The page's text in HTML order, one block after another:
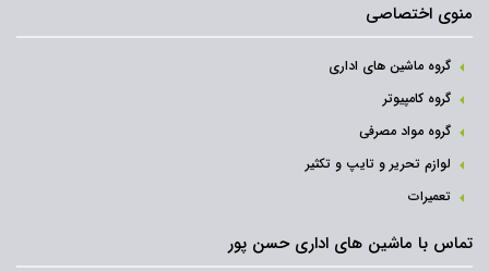
منوی اختصاصی
گروه ماشین های اداری
گروه کامپیوتر
گروه مواد مصرفی
لوازم تحریر و تایپ و تکثیر
تعمیرات
تماس با ماشین های اداری حسن پور